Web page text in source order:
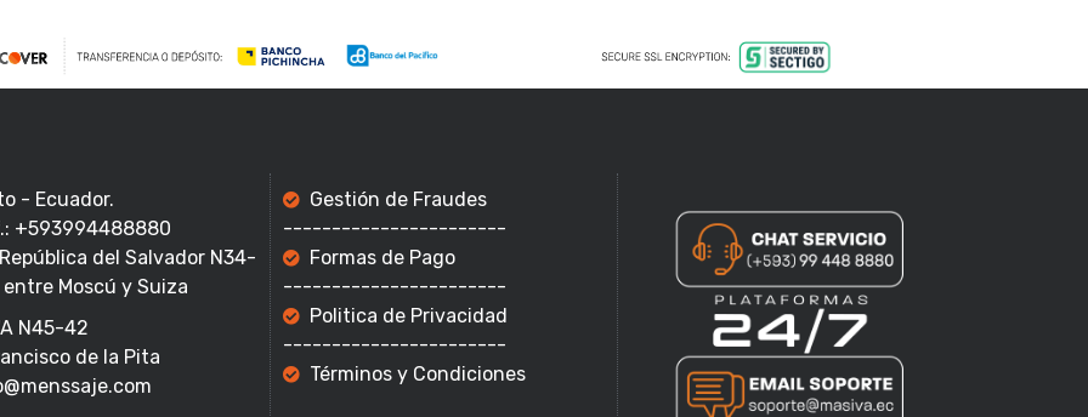
- Ecuador.
+593994488880
del Salvador N34-
entre Moscú y Suiza
N45-42
de la Pita
Gestión de Fraudes
-----------------------
Formas de Pago
-----------------------
Politica de Privacidad
-----------------------
Términos y Condiciones